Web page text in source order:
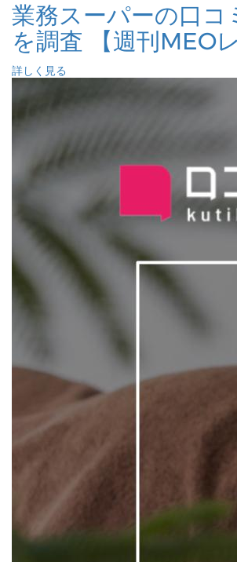
業務スーパーの口コ
を調査 【週刊MEO
詳しく見る